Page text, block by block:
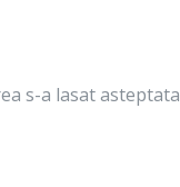
s-a lasat asteptata